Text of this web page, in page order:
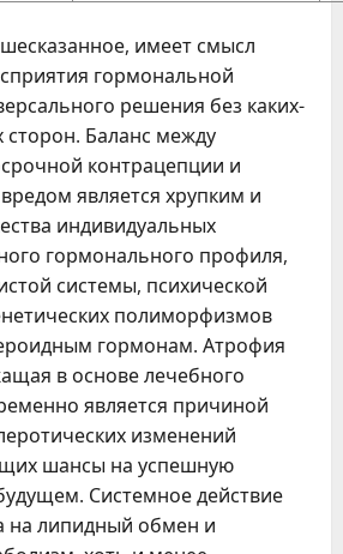
имеет смысл
гормональной
решения без каких-
сторон. Баланс между
контрацепции и
является хрупким и
индивидуальных
гормонального профиля,
системы, психической
полиморфизмов
гормонам. Атрофия
в основе лечебного
является причиной
изменений
шансы на успешную
Системное действие
на липидный обмен и